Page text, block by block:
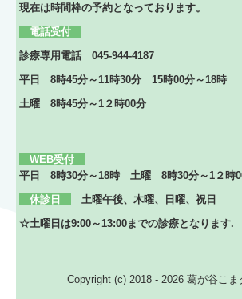
現在は時間枠の予約となっております。
電話受付
診療専用電話045‐944‐4187
平日 8時45分～11時30分 15時00分～18時
土曜8時45分～1２時00分
WEB受付
平日 8時30分～18時土曜8時30分～1２時
休診日
土曜午後、木曜、日曜、祝日
☆土曜日は9:00～13:00までの診療となります.
Copyright (c) 2018 - 2026 葛が谷こ